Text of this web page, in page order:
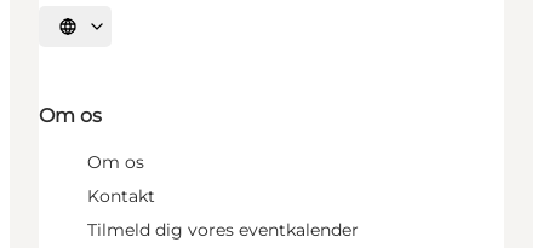
Vælg sprog
Om os
Om os
Kontakt
Tilmeld dig vores eventkalender